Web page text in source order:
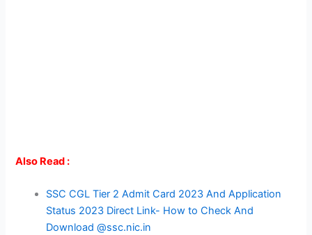
Also Read :
SSC CGL Tier 2 Admit Card 2023 And Application
Status 2023 Direct Link- How to Check And
Download @ssc.nic.in